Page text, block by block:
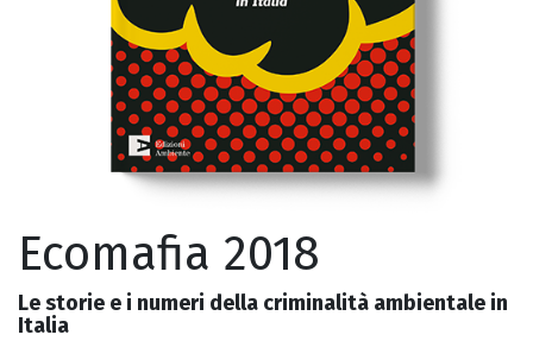
Ecomafia 2018
Le storie e i numeri della criminalità ambientale in
Italia